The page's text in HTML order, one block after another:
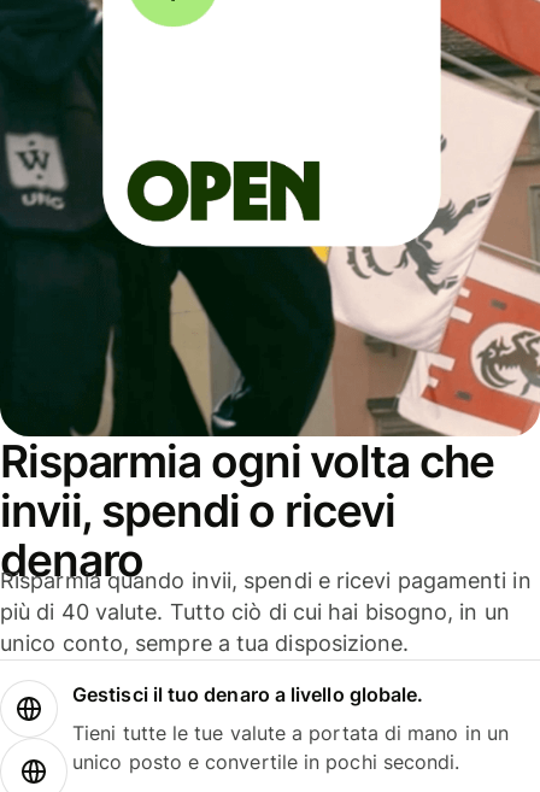
Risparmia ogni volta che
invii, spendi o ricevi
denaro
Risparmia quando invii, spendi e ricevi pagamenti in
più di 40 valute. Tutto ciò di cui hai bisogno, in un
unico conto, sempre a tua disposizione.
Gestisci il tuo denaro a livello globale.
Tieni tutte le tue valute a portata di mano in un
unico posto e convertile in pochi secondi.